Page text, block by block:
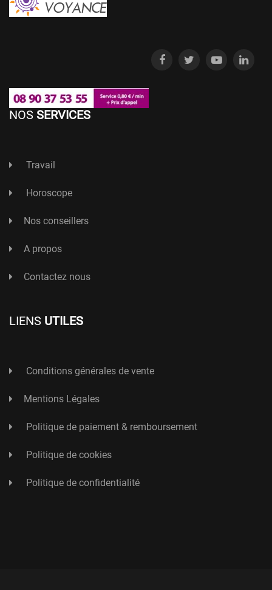
NOS SERVICES
Travail
Horoscope
Nos conseillers
A propos
Contactez nous
LIENS UTILES
Conditions générales de vente
Mentions Légales
Politique de paiement & remboursement
Politique de cookies
Politique de confidentialité